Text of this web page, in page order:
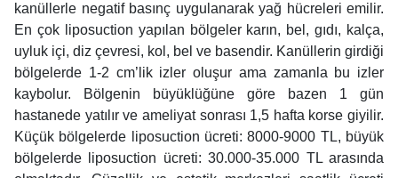
kanüllerle negatif basınç uygulanarak yağ hücreleri emilir.
En çok liposuction yapılan bölgeler karın, bel, gıdı, kalça,
uyluk içi, diz çevresi, kol, bel ve basendir. Kanüllerin girdiği
bölgelerde 1-2 cm’lik izler oluşur ama zamanla bu izler
kaybolur. Bölgenin büyüklüğüne göre bazen 1 gün
hastanede yatılır ve ameliyat sonrası 1,5 hafta korse giyilir.
Küçük bölgelerde liposuction ücreti: 8000-9000 TL, büyük
bölgelerde liposuction ücreti: 30.000-35.000 TL arasında